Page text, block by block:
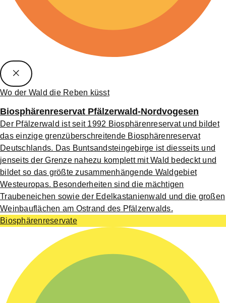
Wo der Wald die Reben küsst
Biosphärenreservat Pfälzerwald-Nordvogesen
Der Pfälzerwald ist seit 1992 Biosphärenreservat und bildet
das einzige grenzüberschreitende Biosphärenreservat
Deutschlands. Das Buntsandsteingebirge ist diesseits und
jenseits der Grenze nahezu komplett mit Wald bedeckt und
bildet so das größte zusammenhängende Waldgebiet
Westeuropas. Besonderheiten sind die mächtigen
Traubeneichen sowie der Edelkastanienwald und die großen
Weinbauflächen am Ostrand des Pfälzerwalds.
Biosphärenreservate